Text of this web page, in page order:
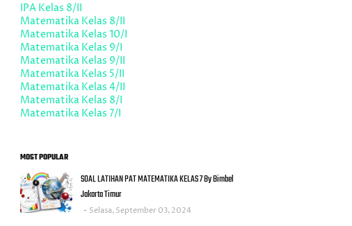
IPA Kelas 8/II
Matematika Kelas 8/II
Matematika Kelas 10/I
Matematika Kelas 9/I
Matematika Kelas 9/II
Matematika Kelas 5/II
Matematika Kelas 4/II
Matematika Kelas 8/I
Matematika Kelas 7/I
MOST POPULAR
SOAL LATIHAN PAT MATEMATIKA KELAS 7 By Bimbel
Jakarta Timur
Selasa, September 03, 2024